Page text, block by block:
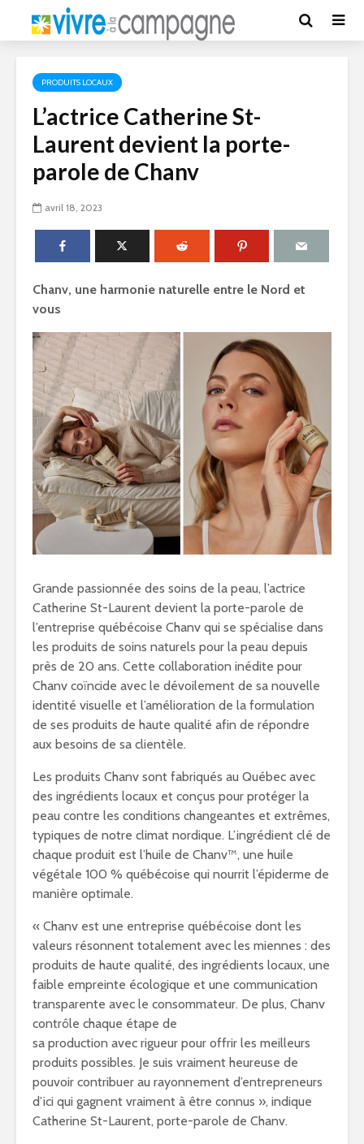
PRODUITS LOCAUX
L’actrice Catherine St-
Laurent devient la porte-
parole de Chanv
avril 18, 2023
Chanv, une harmonie naturelle entre le Nord et
vous
Grande passionnée des soins de la peau, l’actrice
Catherine St-Laurent devient la porte-parole de
l’entreprise québécoise Chanv qui se spécialise dans
les produits de soins naturels pour la peau depuis
près de 20 ans. Cette collaboration inédite pour
Chanv coïncide avec le dévoilement de sa nouvelle
identité visuelle et l’amélioration de la formulation
de ses produits de haute qualité afin de répondre
aux besoins de sa clientèle.
Les produits Chanv sont fabriqués au Québec avec
des ingrédients locaux et conçus pour protéger la
peau contre les conditions changeantes et extrêmes,
typiques de notre climat nordique. L’ingrédient clé de
chaque produit est l’huile de Chanv™, une huile
végétale 100 % québécoise qui nourrit l’épiderme de
manière optimale.
« Chanv est une entreprise québécoise dont les
valeurs résonnent totalement avec les miennes : des
produits de haute qualité, des ingrédients locaux, une
faible empreinte écologique et une communication
transparente avec le consommateur. De plus, Chanv
contrôle chaque étape de
sa production avec rigueur pour offrir les meilleurs
produits possibles. Je suis vraiment heureuse de
pouvoir contribuer au rayonnement d’entrepreneurs
d’ici qui gagnent vraiment à être connus », indique
Catherine St-Laurent, porte-parole de Chanv.